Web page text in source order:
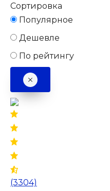
Сортировка
Популярное
Дешевле
По рейтингу
(3304)